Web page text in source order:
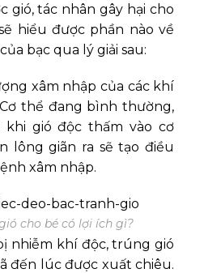
gió, tác nhân gây hại cho
hiểu được phần nào về
bạc qua lý giải sau:
xâm nhập của các khí
thể đang bình thường,
khi gió độc thấm vào cơ
lông giãn ra sẽ tạo điều
xâm nhập.
cho bé có lợi ích gì?
nhiễm khí độc, trúng gió
đến lúc được xuất chiêu.